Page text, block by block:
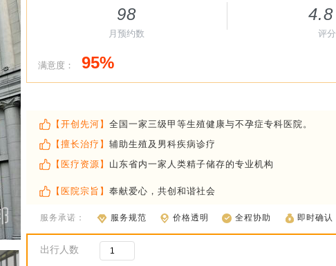
98
月预约数
4.8
评分
满意度： 95%
【开创先河】 全国一家三级甲等生殖健康与不孕症专科医院。
【擅长治疗】 辅助生殖及男科疾病诊疗
【医疗资源】 山东省内一家人类精子储存的专业机构
【医院宗旨】 奉献爱心，共创和谐社会
服务承诺： 服务规范 价格透明 全程协助 即时确认
出行人数